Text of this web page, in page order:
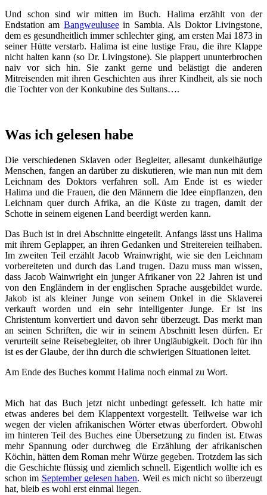
Und schon sind wir mitten im Buch. Halima erzählt von der
Endstation am Bangweuluseein Sambia. Als Doktor Livingstone,
dem es gesundheitlich immer schlechter ging, am ersten Mai 1873 in
seiner Hütte verstarb. Halima ist eine lustige Frau, die ihre Klappe
nicht halten kann (so Dr. Livingstone). Sie plappert ununterbrochen
naiv vor sich hin. Sie zankt gerne und belästigt die anderen
Mitreisenden mit ihren Geschichten aus ihrer Kindheit, als sie noch
die Tochter von der Konkubine des Sultans….
Was ich gelesen habe
Die verschiedenen Sklaven oder Begleiter, allesamt dunkelhäutige
Menschen, fangen an darüber zu diskutieren, wie man nun mit dem
Leichnam des Doktors verfahren soll. Am Ende ist es wieder
Halima und die Frauen, die den Männern die Idee einpflanzen, den
Leichnam quer durch Afrika, an die Küste zu tragen, damit der
Schotte in seinem eigenen Land beerdigt werden kann.
Das Buch ist in drei Abschnitte eingeteilt. Anfangs lässt uns Halima
mit ihrem Geplapper, an ihren Gedanken und Streitereien teilhaben.
Im zweiten Teil erzählt Jacob Wrainwright, wie sie den Leichnam
vorbereiteten und durch das Land trugen. Dazu muss man wissen,
dass Jacob Wainwright ein junger Afrikaner von 22 Jahren ist und
von den Engländern in der englischen Sprache ausgebildet wurde.
Jakob ist als kleiner Junge von seinem Onkel in die Sklaverei
verkauft worden und ein sehr intelligenter Junge. Er ist ins
Christentum konvertiert und davon sehr überzeugt. Das merkt man
an seinen Schriften, die wir in seinem Abschnitt lesen dürfen. Er
verurteilt seine Reisebegleiter, ob ihrer Ungläubigkeit. Doch für ihn
ist es der Glaube, der ihn durch die schwierigen Situationen leitet.
Am Ende des Buches kommt Halima noch einmal zu Wort.
Mich hat das Buch jetzt nicht unbedingt gefesselt. Ich hatte mir
etwas anderes bei dem Klappentext vorgestellt. Teilweise war ich
wegen der vielen afrikanischen Wörter etwas überfordert. Obwohl
im hinteren Teil des Buches eine Übersetzung zu finden ist. Etwas
mehr Spannung oder durchweg die Erzählung der afrikanischen
Köchin, hätten dem Roman mehr Würze gegeben. Trotzdem las sich
die Geschichte flüssig und ziemlich schnell. Eigentlich wollte ich es
schon im September gelesen haben. Weil es mich nicht so überzeugt
hat, bleib es wohl erst einmal liegen.